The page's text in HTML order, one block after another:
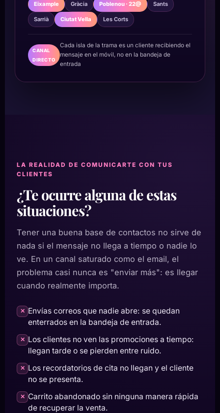
Eixample Gràcia Poblenou · 22@ Sants
Sarrià Ciutat Vella Les Corts
CANAL
DIRECTO
Cada isla de la trama es un cliente recibiendo el
mensaje en el móvil, no en la bandeja de
entrada
LA REALIDAD DE COMUNICARTE CON TUS
CLIENTES
¿Te ocurre alguna de estas
situaciones?
Tener una buena base de contactos no sirve de
nada si el mensaje no llega a tiempo o nadie lo
ve. En un canal saturado como el email, el
problema casi nunca es "enviar más": es llegar
cuando realmente importa.
✕ Envías correos que nadie abre: se quedan
enterrados en la bandeja de entrada.
✕ Los clientes no ven las promociones a tiempo:
llegan tarde o se pierden entre ruido.
✕ Los recordatorios de cita no llegan y el cliente
no se presenta.
✕ Carrito abandonado sin ninguna manera rápida
de recuperar la venta.